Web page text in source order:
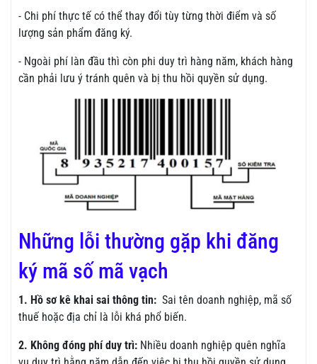
- Chi phí thực tế có thể thay đổi tùy từng thời điểm và số
lượng sản phẩm đăng ký.
- Ngoài phí làn đầu thì còn phi duy trì hàng năm, khách hàng
cần phải lưu ý tránh quên và bị thu hồi quyền sử dụng.
Những lỗi thường gặp khi đăng
ký mã số mã vạch
1. Hồ sơ kê khai sai thông tin: Sai tên doanh nghiệp, mã số
thuế hoặc địa chỉ là lỗi khá phổ biến.
2. Không đóng phí duy trì: Nhiều doanh nghiệp quên nghĩa